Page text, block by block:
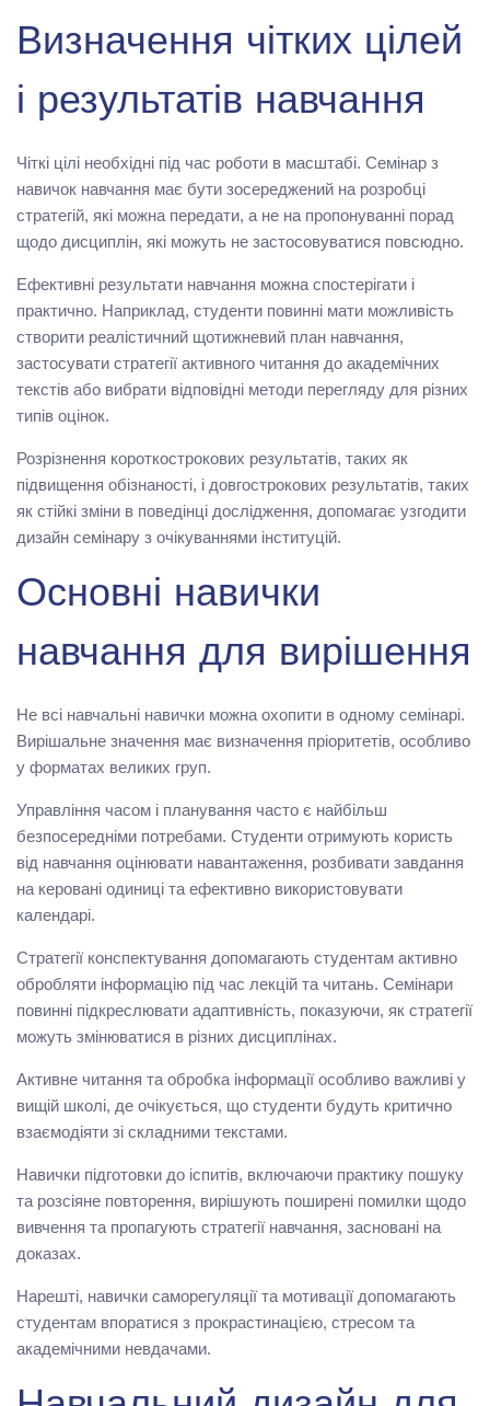
Визначення чітких цілей
і результатів навчання
Чіткі цілі необхідні під час роботи в масштабі. Семінар з
навичок навчання має бути зосереджений на розробці
стратегій, які можна передати, а не на пропонуванні порад
щодо дисциплін, які можуть не застосовуватися повсюдно.
Ефективні результати навчання можна спостерігати і
практично. Наприклад, студенти повинні мати можливість
створити реалістичний щотижневий план навчання,
застосувати стратегії активного читання до академічних
текстів або вибрати відповідні методи перегляду для різних
типів оцінок.
Розрізнення короткострокових результатів, таких як
підвищення обізнаності, і довгострокових результатів, таких
як стійкі зміни в поведінці дослідження, допомагає узгодити
дизайн семінару з очікуваннями інституцій.
Основні навички
навчання для вирішення
Не всі навчальні навички можна охопити в одному семінарі.
Вирішальне значення має визначення пріоритетів, особливо
у форматах великих груп.
Управління часом і планування часто є найбільш
безпосередніми потребами. Студенти отримують користь
від навчання оцінювати навантаження, розбивати завдання
на керовані одиниці та ефективно використовувати
календарі.
Стратегії конспектування допомагають студентам активно
обробляти інформацію під час лекцій та читань. Семінари
повинні підкреслювати адаптивність, показуючи, як стратегії
можуть змінюватися в різних дисциплінах.
Активне читання та обробка інформації особливо важливі у
вищій школі, де очікується, що студенти будуть критично
взаємодіяти зі складними текстами.
Навички підготовки до іспитів, включаючи практику пошуку
та розсіяне повторення, вирішують поширені помилки щодо
вивчення та пропагують стратегії навчання, засновані на
доказах.
Нарешті, навички саморегуляції та мотивації допомагають
студентам впоратися з прокрастинацією, стресом та
академічними невдачами.